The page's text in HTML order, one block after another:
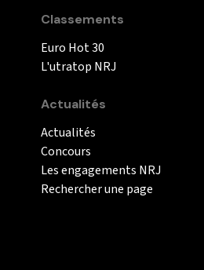
Classements
Euro Hot 30
L'utratop NRJ
Actualités
Actualités
Concours
Les engagements NRJ
Rechercher une page